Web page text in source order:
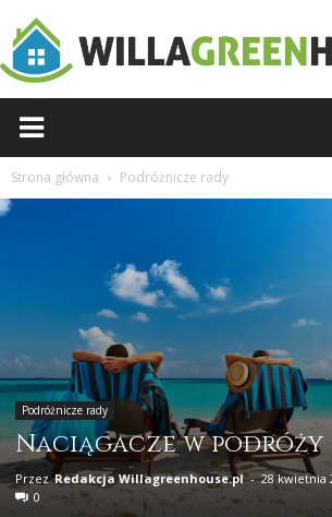
Strona główna Podróżnicze rady
Podróżnicze rady
Naciągacze w podróży
Przez Redakcja Willagreenhouse.pl - 28 kwietnia
0